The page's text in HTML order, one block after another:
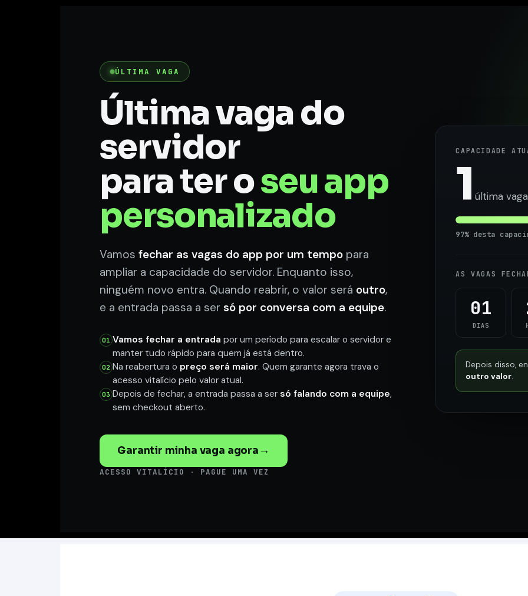
ÚLTIMA VAGA
Última vaga do
servidor
para ter oseu app
personalizado
Vamosfechar as vagas do app por um tempo para
ampliar a capacidade do servidor. Enquanto isso,
ninguém novo entra. Quando reabrir, o valor será outro,
e a entrada passa a sersó por conversa com a equipe.
01 Vamos fechar a entrada por um período para escalar o servidor e
manter tudo rápido para quem já está dentro.
02 Na reabertura o preço será maior. Quem garante agora trava o
acesso vitalício pelo valor atual.
03 Depois de fechar, a entrada passa a sersó falando com a equipe,
sem checkout aberto.
Garantir minha vaga agora→
ACESSO VITALÍCIO · PAGUE UMA VEZ
CAPACIDADE
1última
97% desta
AS VAGAS
01
DIAS
Depois disso,
outro valor.